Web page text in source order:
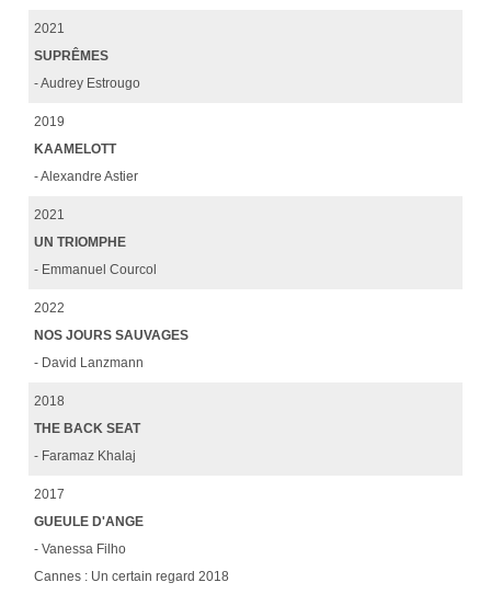
2021
SUPRÊMES
- Audrey Estrougo
2019
KAAMELOTT
- Alexandre Astier
2021
UN TRIOMPHE
- Emmanuel Courcol
2022
NOS JOURS SAUVAGES
- David Lanzmann
2018
THE BACK SEAT
- Faramaz Khalaj
2017
GUEULE D'ANGE
- Vanessa Filho
Cannes : Un certain regard 2018